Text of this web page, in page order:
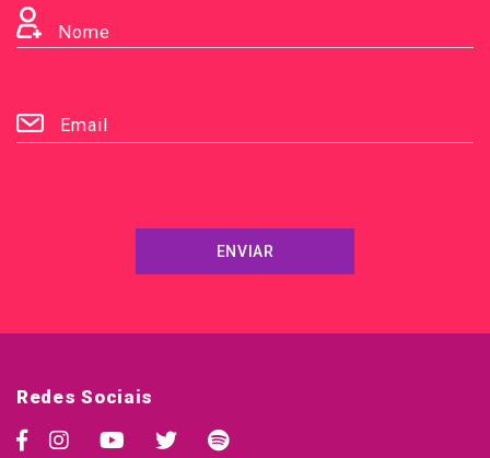
Nome
Email
ENVIAR
Redes Sociais